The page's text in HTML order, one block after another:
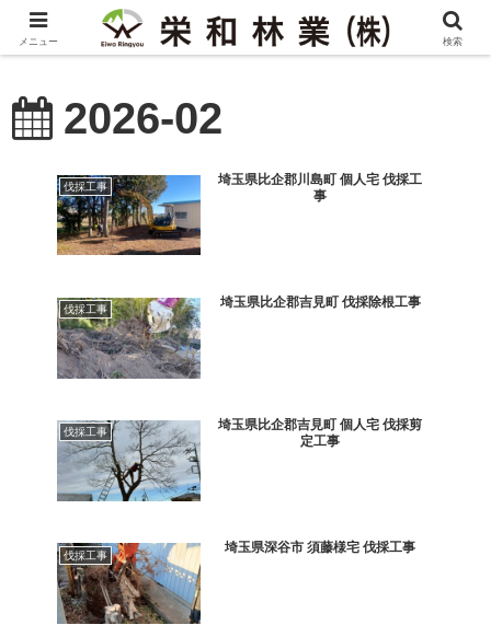
2026-02
伐採工事
埼玉県比企郡川島町 個人宅 伐採工
事
伐採工事 埼玉県比企郡吉見町 伐採除根工事
伐採工事
埼玉県比企郡吉見町 個人宅 伐採剪
定工事
伐採工事 埼玉県深谷市 須藤様宅 伐採工事
メニュー 検索